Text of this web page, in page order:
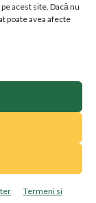
acest site. Dacă nu
poate avea afecte
Termeni si
uluisi
.